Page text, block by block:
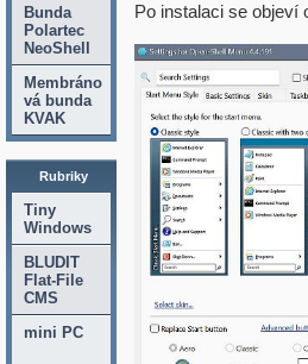
Bunda
Polartec
NeoShell
Membráno
vá bunda
KVAK
Rubriky
Tiny
Windows
BLUDIT
Flat-File
CMS
mini PC
Po instalaci se objeví